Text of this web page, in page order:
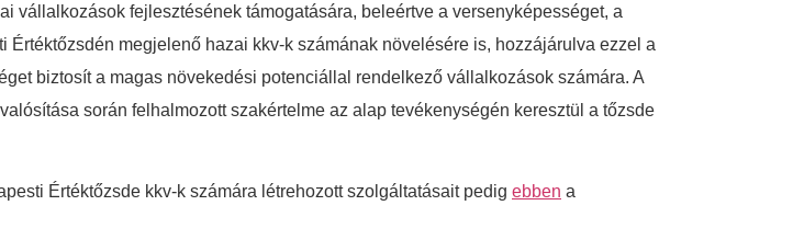
vállalkozások fejlesztésének támogatására, beleértve a versenyképességet, a
megjelenő hazai kkv-k számának növelésére is, hozzájárulva ezzel a
biztosít a magas növekedési potenciállal rendelkező vállalkozások számára. A
során felhalmozott szakértelme az alap tevékenységén keresztül a tőzsde
Értéktőzsde kkv-k számára létrehozott szolgáltatásait pedig ebben a